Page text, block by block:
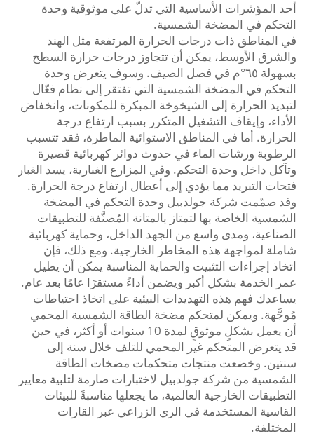
أحد المؤشرات الأساسية التي تدلّ على موثوقية وحدة
التحكم في المضخة الشمسية.
في المناطق ذات درجات الحرارة المرتفعة مثل الهند
والشرق الأوسط، يمكن أن تتجاوز درجات حرارة السطح
بسهولة ٦٥°م في فصل الصيف. وسوف يتعرض وحدة
التحكم في المضخة الشمسية التي تفتقر إلى نظام فعّال
لتبديد الحرارة إلى الشيخوخة المبكرة للمكونات، وانخفاض
الأداء، وإيقاف التشغيل المتكرر بسبب ارتفاع درجة
الحرارة. أما في المناطق الاستوائية الماطرة، فقد تتسبب
الرطوبة ورشات الماء في حدوث دوائر كهربائية قصيرة
وتآكل داخل وحدة التحكم. وفي المزارع الغبارية، يسد الغبار
فتحات التبريد مما يؤدي إلى أعطال ارتفاع درجة الحرارة.
وقد صمّمت شركة جولدبيل وحدة التحكم في المضخة
الشمسية الخاصة بها لتمتاز بالمتانة المُصنَّفة للتطبيقات
الصناعية، ومدى واسع من الجهد الداخل، وحماية كهربائية
شاملة لمواجهة هذه المخاطر الخارجية. ومع ذلك، فإن
اتخاذ إجراءات التثبيت والحماية المناسبة يمكن أن يطيل
عمر الخدمة بشكل أكبر ويضمن أداءً مستقرًا عامًا بعد عام.
يساعدك فهم هذه التهديدات البيئية على اتخاذ احتياطات
مُوجَّهة. ويمكن لمتحكم مضخة الطاقة الشمسية المحمي
أن يعمل بشكلٍ موثوقٍ لمدة 10 سنوات أو أكثر، في حين
قد يتعرض المتحكم غير المحمي للتلف خلال سنة إلى
سنتين. وخضعت منتجات متحكمات مضخات الطاقة
الشمسية من شركة جولدبيل لاختبارات صارمة لتلبية معايير
التطبيقات الخارجية العالمية، ما يجعلها مناسبةً للبيئات
القاسية المستخدمة في الري الزراعي عبر القارات
المختلفة.